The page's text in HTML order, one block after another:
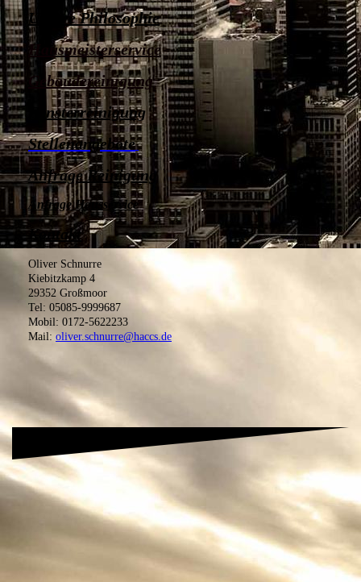
Unsere Philosophie
Hausmeisterservice
Gebäudereinigung
Fensterreinigung
Stellenangebote
Anfrage Reinigung
Anfrage Hausservice
Kontakt
Oliver Schnurre
Kiebitzkamp 4
29352 Großmoor
Tel: 05085-9999687
Mobil: 0172-5622233
Mail: oliver.schnurre@haccs.de